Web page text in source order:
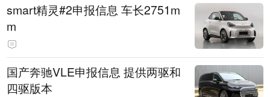
smart精灵#2申报信息 车长2751m
m
国产奔驰VLE申报信息 提供两驱和
四驱版本